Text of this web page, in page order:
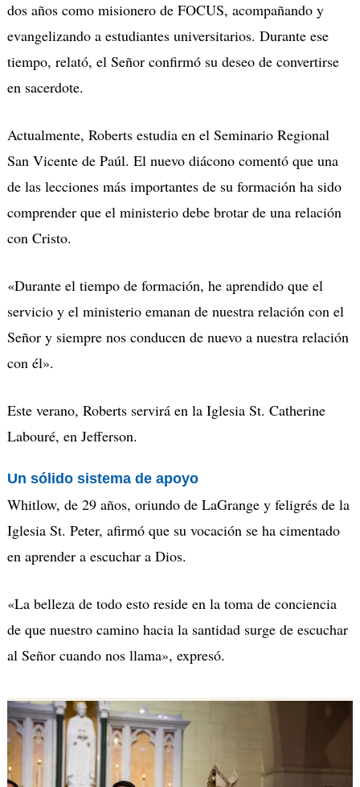
dos años como misionero de FOCUS, acompañando y
evangelizando a estudiantes universitarios. Durante ese
tiempo, relató, el Señor confirmó su deseo de convertirse
en sacerdote.
Actualmente, Roberts estudia en el Seminario Regional
San Vicente de Paúl. El nuevo diácono comentó que una
de las lecciones más importantes de su formación ha sido
comprender que el ministerio debe brotar de una relación
con Cristo.
«Durante el tiempo de formación, he aprendido que el
servicio y el ministerio emanan de nuestra relación con el
Señor y siempre nos conducen de nuevo a nuestra relación
con él».
Este verano, Roberts servirá en la Iglesia St. Catherine
Labouré, en Jefferson.
Un sólido sistema de apoyo
Whitlow, de 29 años, oriundo de LaGrange y feligrés de la
Iglesia St. Peter, afirmó que su vocación se ha cimentado
en aprender a escuchar a Dios.
«La belleza de todo esto reside en la toma de conciencia
de que nuestro camino hacia la santidad surge de escuchar
al Señor cuando nos llama», expresó.